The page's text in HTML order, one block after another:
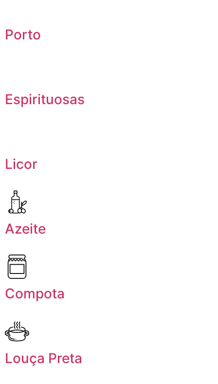
Porto
Espirituosas
Licor
Azeite
Compota
Louça Preta